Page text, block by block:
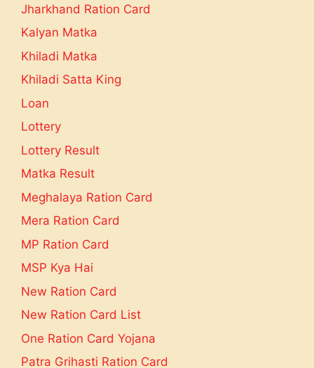
Jharkhand Ration Card
Kalyan Matka
Khiladi Matka
Khiladi Satta King
Loan
Lottery
Lottery Result
Matka Result
Meghalaya Ration Card
Mera Ration Card
MP Ration Card
MSP Kya Hai
New Ration Card
New Ration Card List
One Ration Card Yojana
Patra Grihasti Ration Card